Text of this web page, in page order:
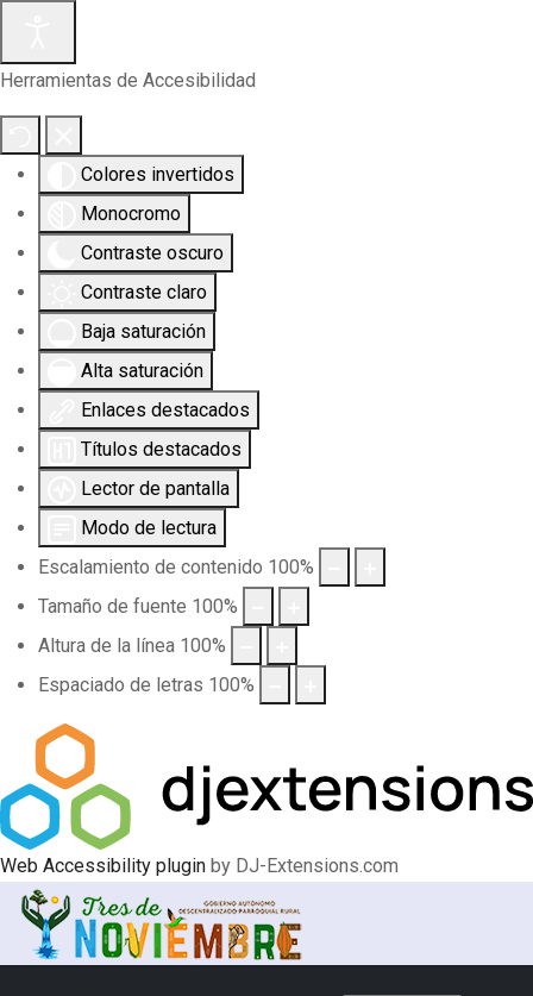
Herramientas de Accesibilidad
Colores invertidos
Monocromo
Contraste oscuro
Contraste claro
Baja saturación
Alta saturación
Enlaces destacados
Títulos destacados
Lector de pantalla
Modo de lectura
Escalamiento de contenido 100%
Tamaño de fuente 100%
Altura de la línea 100%
Espaciado de letras 100%
Web Accessibility plugin by DJ-Extensions.com